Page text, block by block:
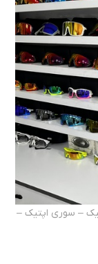
– سوری اپتیک –